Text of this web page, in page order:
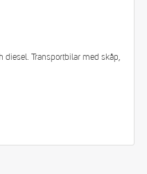
diesel. Transportbilar med skåp,